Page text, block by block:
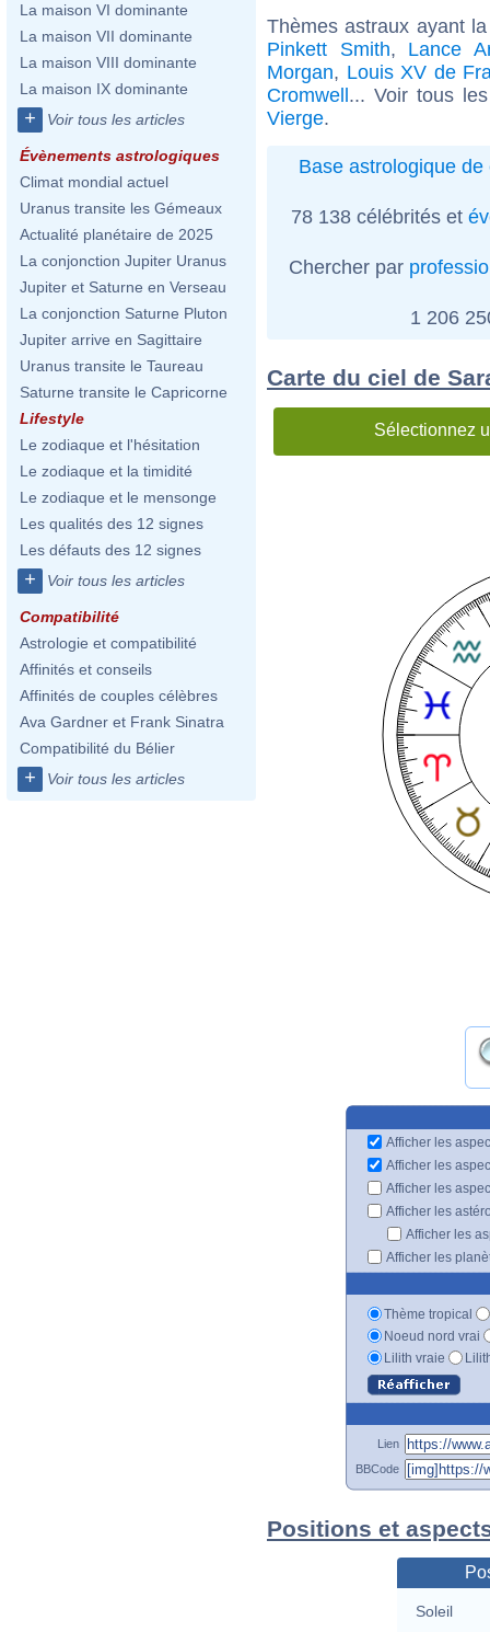
La maison VI dominante
La maison VII dominante
La maison VIII dominante
La maison IX dominante
+ Voir tous les articles
Évènements astrologiques
Climat mondial actuel
Uranus transite les Gémeaux
Actualité planétaire de 2025
La conjonction Jupiter Uranus
Jupiter et Saturne en Verseau
La conjonction Saturne Pluton
Jupiter arrive en Sagittaire
Uranus transite le Taureau
Saturne transite le Capricorne
Lifestyle
Le zodiaque et l'hésitation
Le zodiaque et la timidité
Le zodiaque et le mensonge
Les qualités des 12 signes
Les défauts des 12 signes
+ Voir tous les articles
Compatibilité
Astrologie et compatibilité
Affinités et conseils
Affinités de couples célèbres
Ava Gardner et Frank Sinatra
Compatibilité du Bélier
+ Voir tous les articles
Thèmes astraux ayant
Pinkett Smith, Lance
Morgan, Louis XV de
Cromwell... Voir tous
Vierge.
Base astrologique de
78 138 célébrités et
Chercher par
1 206
Carte du ciel de
Sélectionnez
Afficher les
Afficher les
Afficher les
Afficher les
Afficher les
Afficher les
Thème tropical
Noeud nord vrai
Lilith vraie
Lien
BBCode
Positions et
Soleil